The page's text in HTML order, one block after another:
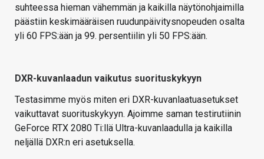
suhteessa hieman vähemmän ja kaikilla näytönohjaimilla
päästiin keskimääräisen ruudunpäivitysnopeuden osalta
yli 60 FPS:ään ja 99. persentiilin yli 50 FPS:ään.
DXR-kuvanlaadun vaikutus suorituskykyyn
Testasimme myös miten eri DXR-kuvanlaatuasetukset
vaikuttavat suorituskykyyn. Ajoimme saman testirutiinin
GeForce RTX 2080 Ti:llä Ultra-kuvanlaadulla ja kaikilla
neljällä DXR:n eri asetuksella.